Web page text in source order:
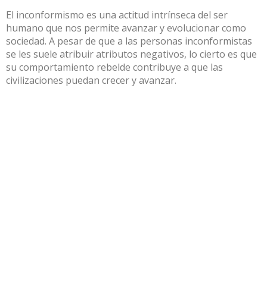
El inconformismo es una actitud intrínseca del ser
humano que nos permite avanzar y evolucionar como
sociedad. A pesar de que a las personas inconformistas
se les suele atribuir atributos negativos, lo cierto es que
su comportamiento rebelde contribuye a que las
civilizaciones puedan crecer y avanzar.